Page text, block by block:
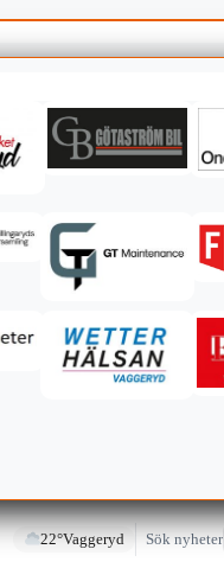
22°Vaggeryd Sök nyheter